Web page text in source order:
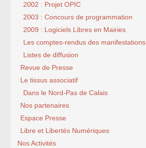
2002 : Projet OPIC
2003 : Concours de programmation
2009 : Logiciels Libres en Mairies
Les comptes-rendus des manifestations
Listes de diffusion
Revue de Presse
Le tissus associatif
Dans le Nord-Pas de Calais
Nos partenaires
Espace Presse
Libre et Libertés Numériques
Nos Activités